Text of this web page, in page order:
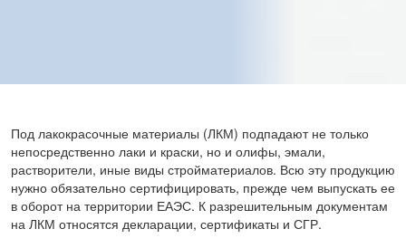
Под лакокрасочные материалы (ЛКМ) подпадают не только
непосредственно лаки и краски, но и олифы, эмали,
растворители, иные виды стройматериалов. Всю эту продукцию
нужно обязательно сертифицировать, прежде чем выпускать ее
в оборот на территории ЕАЭС. К разрешительным документам
на ЛКМ относятся декларации, сертификаты и СГР.